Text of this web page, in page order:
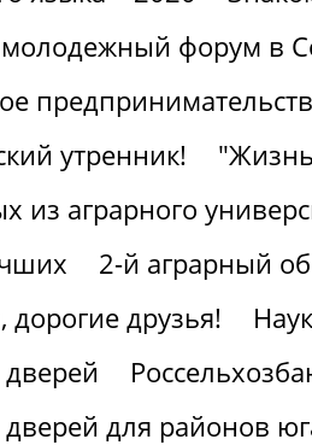
молодежный форум в
утренник!
из аграрного
2-й аграрный
друзья!
для районов